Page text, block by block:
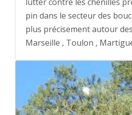
pin dans le secteur des
plus précisement autour
Marseille , Toulon ,